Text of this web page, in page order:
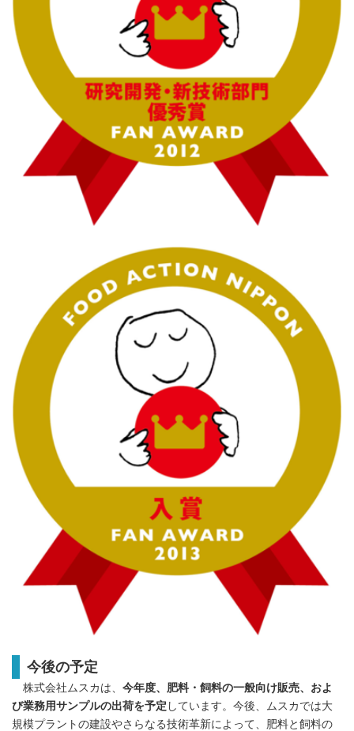
今後の予定
株式会社ムスカは、 今年度、肥料・飼料の一般向け販売、およ
び業務用サンプルの出荷を予定 しています。今後、ムスカでは大
規模プラントの建設やさらなる技術革新によって、肥料と飼料の